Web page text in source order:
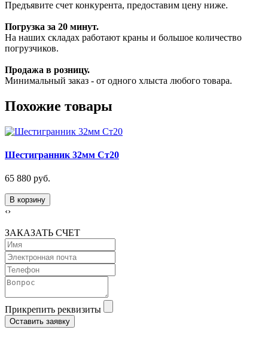
Предъявите счет конкурента, предоставим цену ниже.
Погрузка за 20 минут.
На наших складах работают краны и большое количество
погрузчиков.
Продажа в розницу.
Минимальный заказ - от одного хлыста любого товара.
Похожие товары
Шестигранник 32мм Ст20
65 880 руб.
В корзину
‹›
ЗАКАЗАТЬ СЧЕТ
Прикрепить реквизиты
Оставить заявку